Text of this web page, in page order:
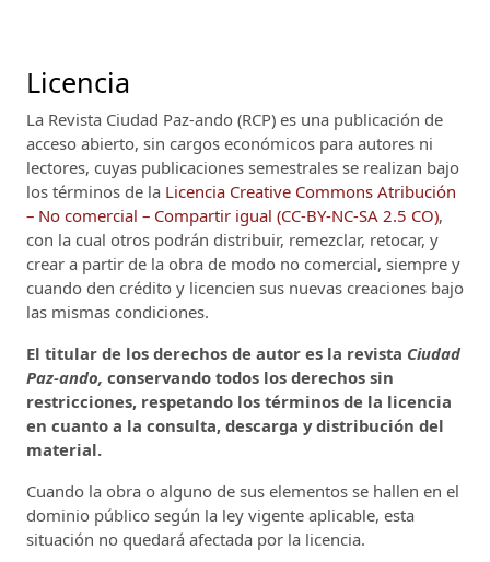
Licencia
La Revista Ciudad Paz-ando (RCP) es una publicación de
acceso abierto, sin cargos económicos para autores ni
lectores, cuyas publicaciones semestrales se realizan bajo
los términos de la Licencia Creative Commons Atribución
– No comercial – Compartir igual (CC-BY-NC-SA 2.5 CO),
con la cual otros podrán distribuir, remezclar, retocar, y
crear a partir de la obra de modo no comercial, siempre y
cuando den crédito y licencien sus nuevas creaciones bajo
las mismas condiciones.
El titular de los derechos de autor es la revista Ciudad
Paz-ando, conservando todos los derechos sin
restricciones, respetando los términos de la licencia
en cuanto a la consulta, descarga y distribución del
material.
Cuando la obra o alguno de sus elementos se hallen en el
dominio público según la ley vigente aplicable, esta
situación no quedará afectada por la licencia.